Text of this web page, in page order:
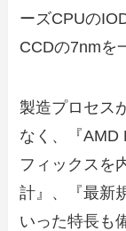
ーズCPUの
CCDの7nmを
製造プロセス
なく、『AMD
フィックスを
計』、『最新
いった特長も